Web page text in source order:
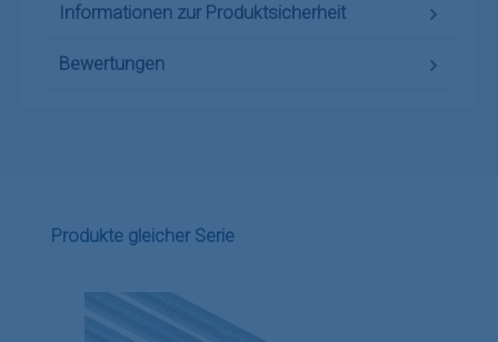
Informationen zur Produktsicherheit
Bewertungen
Produktgalerie überspringen
Produkte gleicher Serie